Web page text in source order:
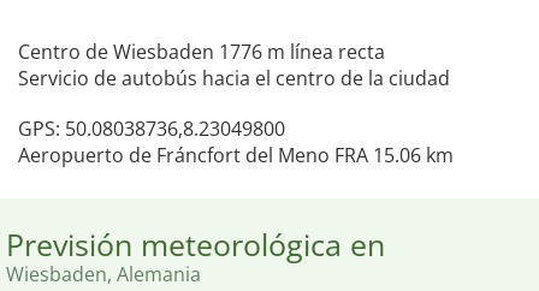
Centro de Wiesbaden 1776 m línea recta
Servicio de autobús hacia el centro de la ciudad
GPS: 50.08038736,8.23049800
Aeropuerto de Fráncfort del Meno FRA 15.06 km
Previsión meteorológica en
Wiesbaden, Alemania